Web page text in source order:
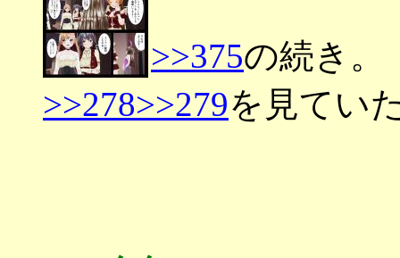
>>375の続き。
>>278>>279を見てい